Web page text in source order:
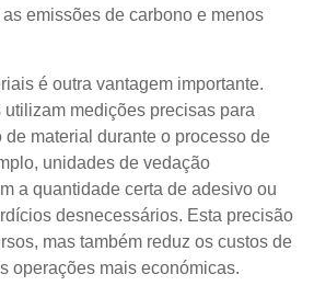
emissões de carbono e menos
é outra vantagem importante.
medições precisas para
material durante o processo de
unidades de vedação
a quantidade certa de adesivo ou
desnecessários. Esta precisão
mas também reduz os custos de
operações mais económicas.